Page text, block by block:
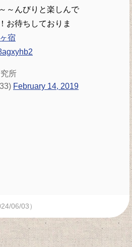
～んびりと楽しんで
お待ちしておりま
宿
所
February 14, 2019
06/03）